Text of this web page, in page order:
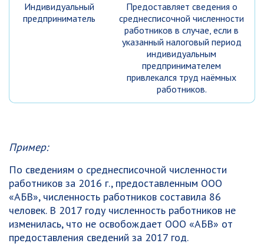
Индивидуальный
предприниматель
Предоставляет сведения о
среднесписочной численности
работников в случае, если в
указанный налоговый период
индивидуальным
предпринимателем
привлекался труд наёмных
работников.
Пример:
По сведениям о среднесписочной численности
работников за 2016 г., предоставленным ООО
«АБВ», численность работников составила 86
человек. В 2017 году численность работников не
изменилась, что не освобождает ООО «АБВ» от
предоставления сведений за 2017 год.